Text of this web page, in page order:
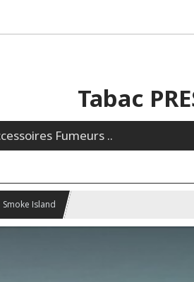
Tabac
Fumeurs ..
Smoke Island